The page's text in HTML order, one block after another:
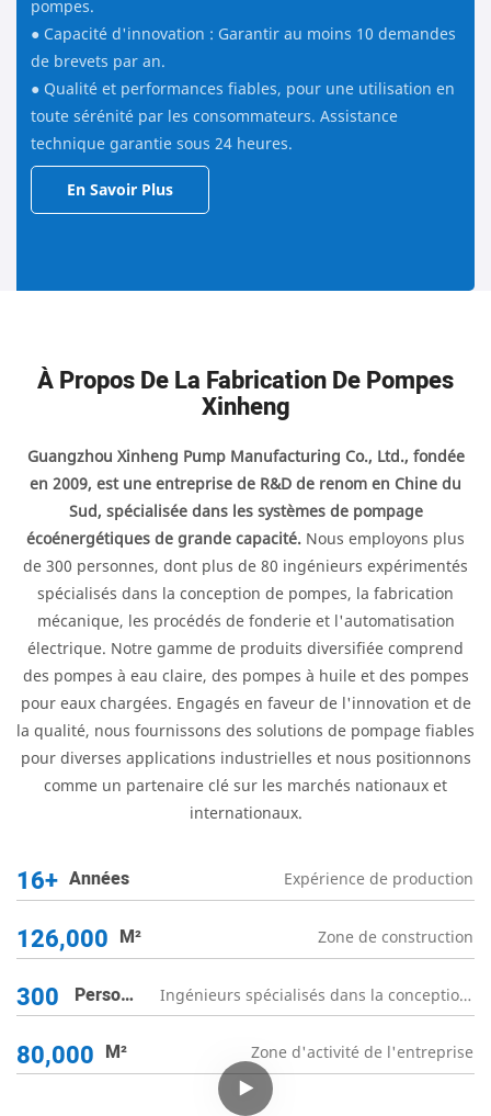
pompes.
● Capacité d'innovation : Garantir au moins 10 demandes
de brevets par an.
● Qualité et performances fiables, pour une utilisation en
toute sérénité par les consommateurs. Assistance
technique garantie sous 24 heures.
En Savoir Plus
À Propos De La Fabrication De Pompes
Xinheng
Guangzhou Xinheng Pump Manufacturing Co., Ltd., fondée
en 2009, est une entreprise de R&D de renom en Chine du
Sud, spécialisée dans les systèmes de pompage
écoénergétiques de grande capacité. Nous employons plus
de 300 personnes, dont plus de 80 ingénieurs expérimentés
spécialisés dans la conception de pompes, la fabrication
mécanique, les procédés de fonderie et l'automatisation
électrique. Notre gamme de produits diversifiée comprend
des pompes à eau claire, des pompes à huile et des pompes
pour eaux chargées. Engagés en faveur de l'innovation et de
la qualité, nous fournissons des solutions de pompage fiables
pour diverses applications industrielles et nous positionnons
comme un partenaire clé sur les marchés nationaux et
internationaux.
16+ Années Expérience de production
126,000 M² Zone de construction
300
Person
Nel
Ingénieurs spécialisés dans la conception
de pompes
80,000 M² Zone d'activité de l'entreprise